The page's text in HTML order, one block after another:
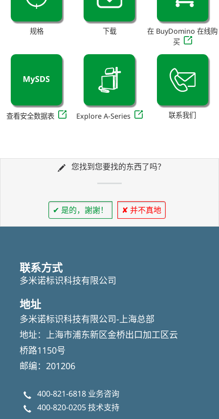
规格 下载
在 BuyDomino 在线购
买
查看安全数据表 Explore A-Series 联系我们
您找到您要找的东西了吗？
✔ 是的，謝謝！ ✘ 并不真地
联系方式
多米诺标识科技有限公司
地址
多米诺标识科技有限公司-上海总部
地址：上海市浦东新区金桥出口加工区云
桥路1150号
邮编：201206
400-821-6818 业务咨询
400-820-0205技术支持